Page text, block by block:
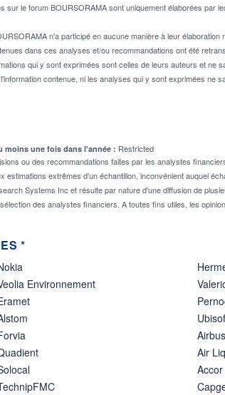
sur le forum BOURSORAMA sont uniquement élaborées par
n'a participé en aucune manière à leur élaboration
dans ces analyses et/ou recommandations ont été
qui y sont exprimées sont celles de leurs auteurs et ne
contenue, ni les analyses qui y sont exprimées ne
moins une fois dans l'année : Restricted
ou des recommandations faites par les analystes
extrêmes d'un échantillon, inconvénient auquel
Systems Inc et résulte par nature d'une diffusion de
des analystes financiers. A toutes fins utiles, les
*
Environnement
Airbus
Air
Accor